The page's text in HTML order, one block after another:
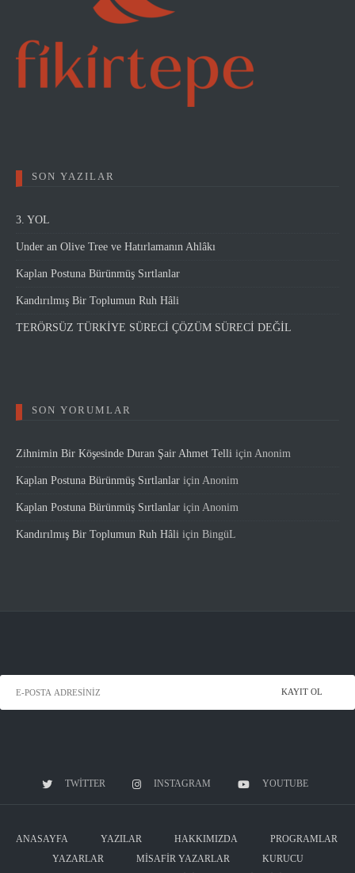
SON YAZILAR
3. YOL
Under an Olive Tree ve Hatırlamanın Ahlâkı
Kaplan Postuna Bürünmüş Sırtlanlar
Kandırılmış Bir Toplumun Ruh Hâli
TERÖRSÜZ TÜRKİYE SÜRECİ ÇÖZÜM SÜRECİ DEĞİL
SON YORUMLAR
Zihnimin Bir Köşesinde Duran Şair Ahmet Telli için Anonim
Kaplan Postuna Bürünmüş Sırtlanlar için Anonim
Kaplan Postuna Bürünmüş Sırtlanlar için Anonim
Kandırılmış Bir Toplumun Ruh Hâli için BingüL
TWITTER INSTAGRAM YOUTUBE
ANASAYFA YAZILAR HAKKIMIZDA
PROGRAMLAR
YAZARLAR
MISAFIR YAZARLAR
KURUCU